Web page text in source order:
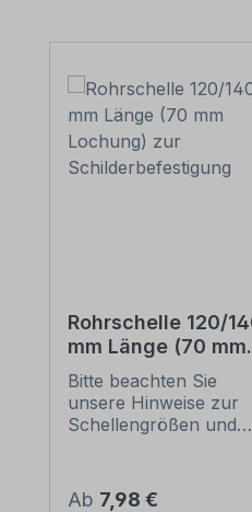
Rohrschelle 120/
mm Länge (70 mm
Lochung) zur
Bitte beachten Sie
unsere Hinweise zur
Schellengrößen und
(weiter unten).
Regulärer Preis:
Ab 7,98 €